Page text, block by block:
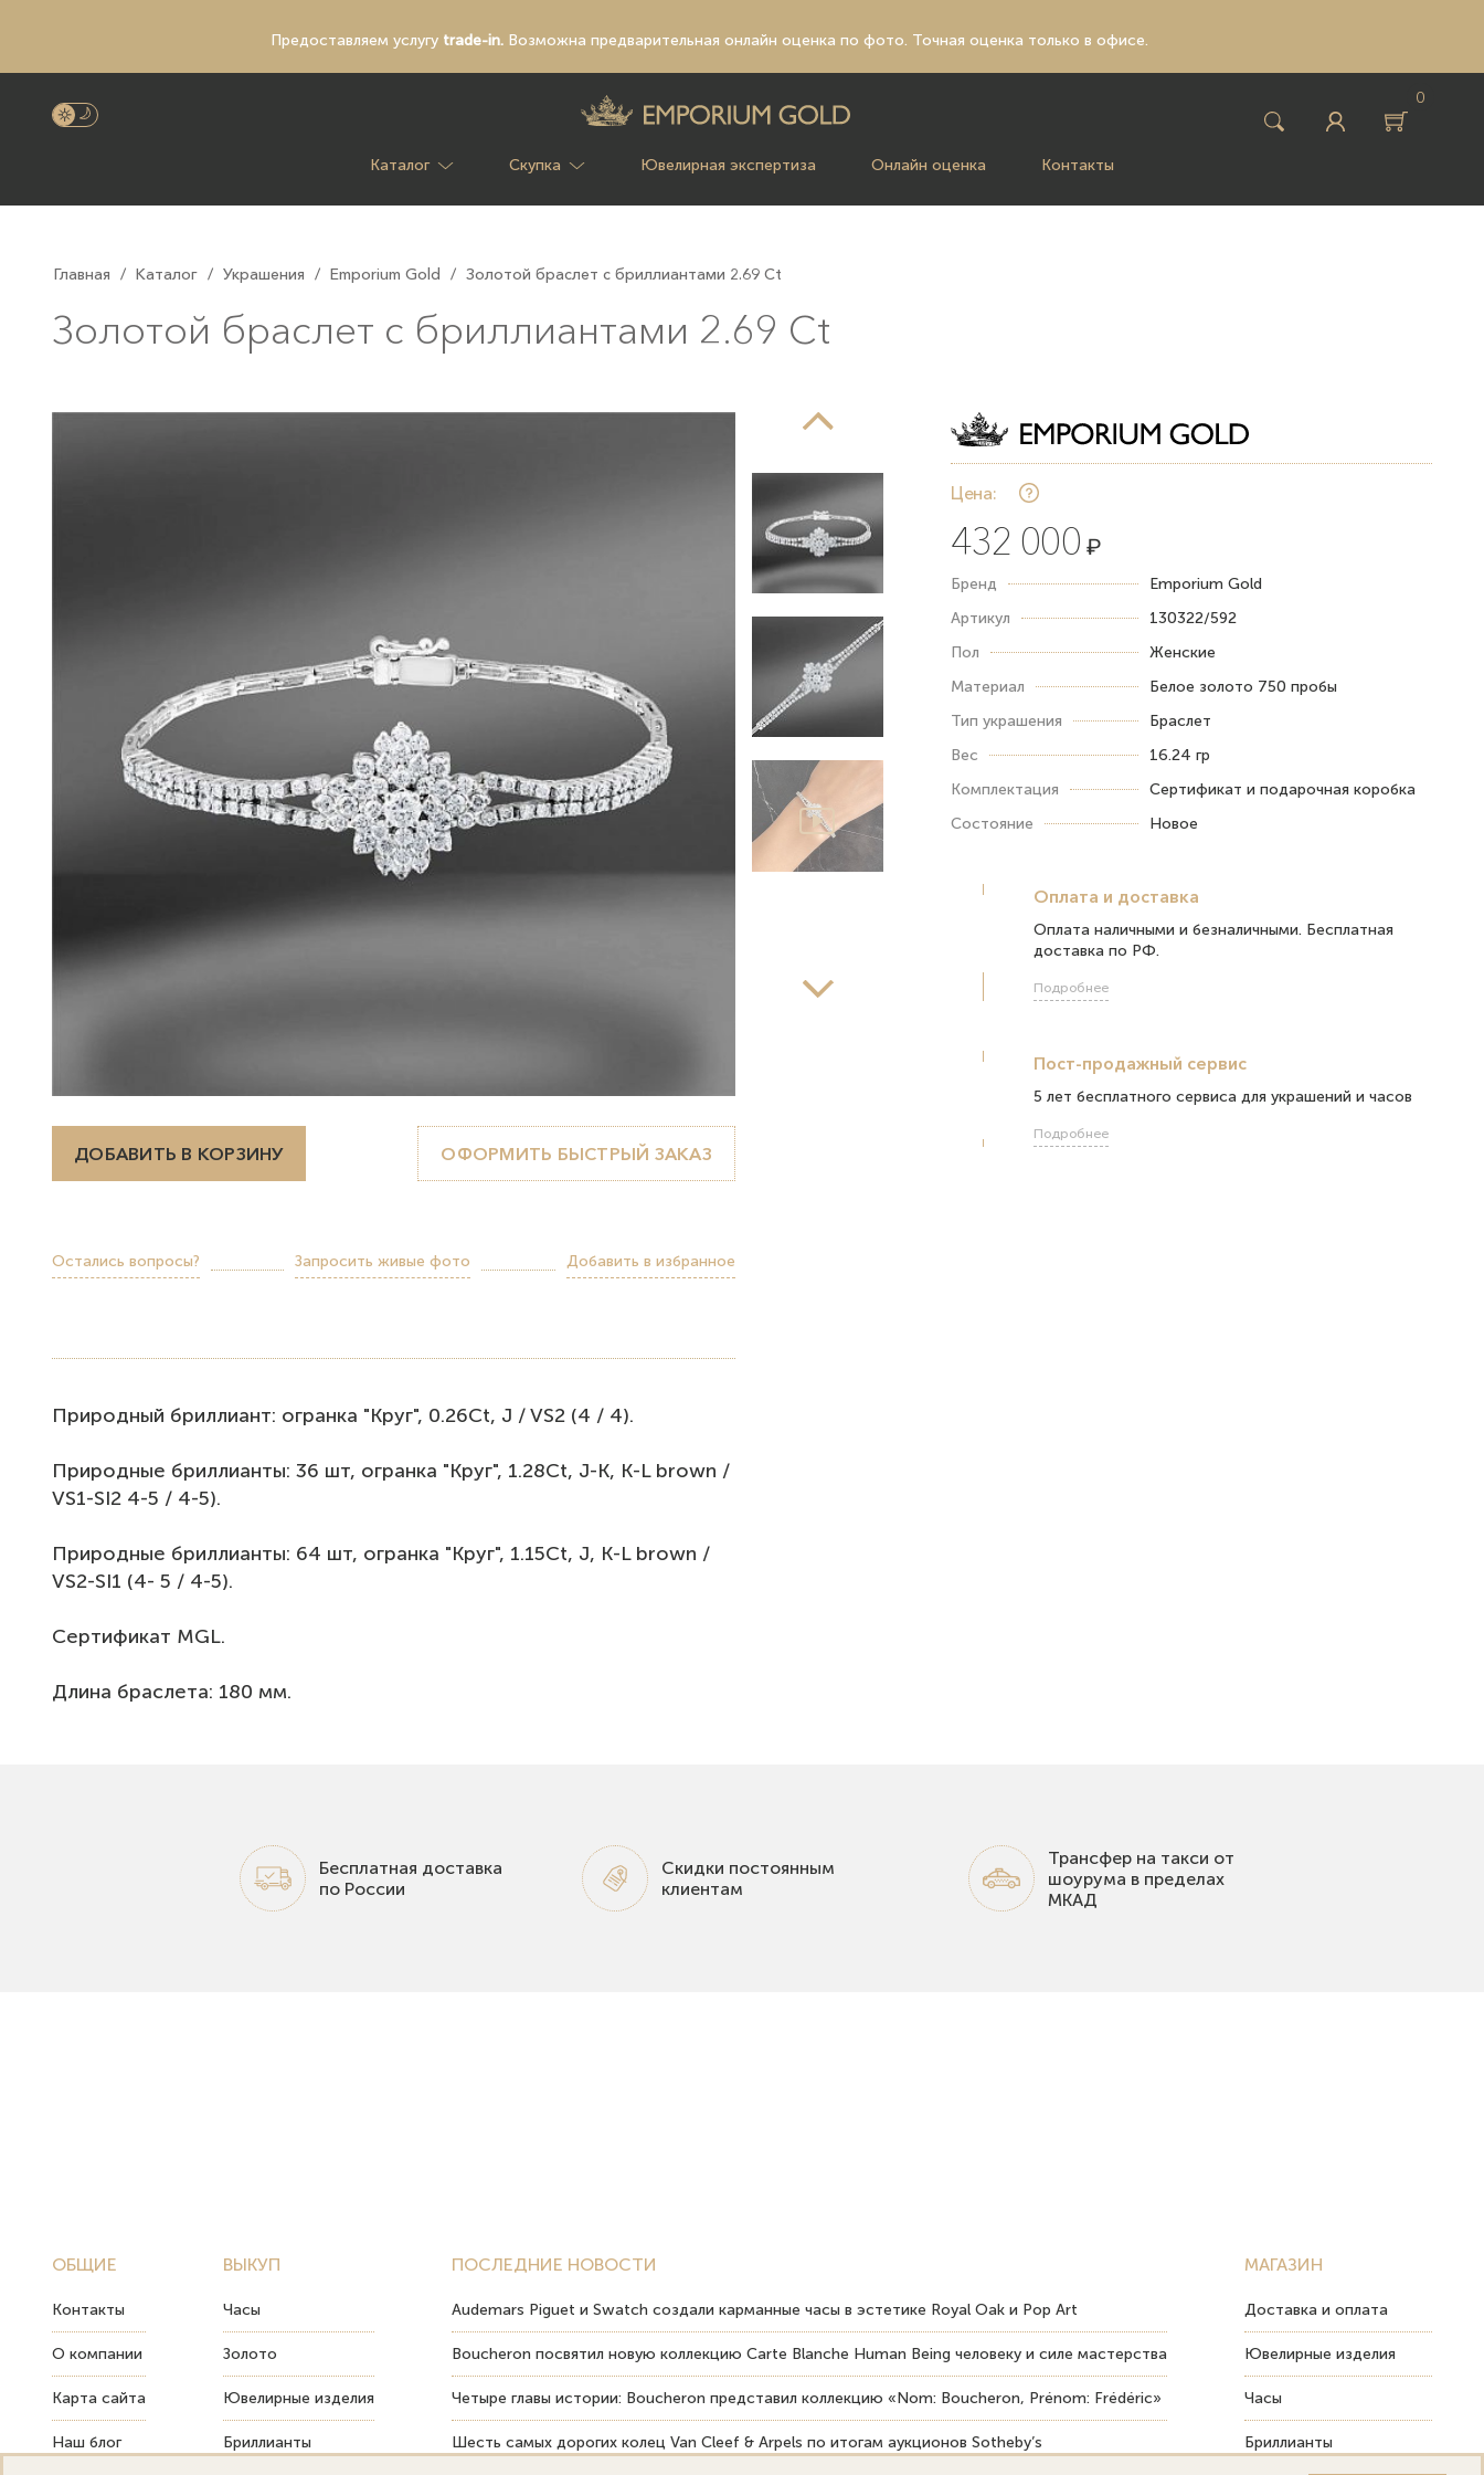
Предоставляем услугу trade-in.Возможна предварительная онлайн оценка по фото. Точная оценка только в офисе.
0
Каталог Скупка Ювелирная экспертиза Онлайн оценка Контакты
Главная / Каталог / Украшения / Emporium Gold / Золотой браслет с бриллиантами 2.69 Ct
Золотой браслет с бриллиантами 2.69 Ct
ДОБАВИТЬ В КОРЗИНУ ОФОРМИТЬ БЫСТРЫЙ ЗАКАЗ
Остались вопросы? Запросить живые фото Добавить в избранное
Природный бриллиант: огранка "Круг", 0.26Ct, J / VS2 (4 / 4).
Природные бриллианты: 36 шт, огранка "Круг", 1.28Ct, J-K, K-L brown /
VS1-SI2 4-5 / 4-5).
Природные бриллианты: 64 шт, огранка "Круг", 1.15Ct, J, K-L brown /
VS2-SI1 (4- 5 / 4-5).
Сертификат MGL.
Длина браслета: 180 мм.
Цена:
432 000 ₽
Бренд
Emporium Gold
Артикул
130322/592
Пол
Женские
Материал
Белое золото 750 пробы
Тип украшения
Браслет
Вес
16.24 гр
Комплектация
Сертификат и подарочная коробка
Состояние
Новое
Оплата и доставка
Оплата наличными и безналичными. Бесплатная
доставка по РФ.
Подробнее
Пост-продажный сервис
5 лет бесплатного сервиса для украшений и часов
Подробнее
Бесплатная доставка
по России
Скидки постоянным
клиентам
Трансфер на такси от
шоурума в пределах
МКАД
ОБЩИЕ
Контакты
О компании
Карта сайта
Наш блог
ВЫКУП
Часы
Золото
Ювелирные изделия
Бриллианты
ПОСЛЕДНИЕ НОВОСТИ
Audemars Piguet и Swatch создали карманные часы в эстетике Royal Oak и Pop Art
Boucheron посвятил новую коллекцию Carte Blanche Human Being человеку и силе мастерства
Четыре главы истории: Boucheron представил коллекцию «Nom: Boucheron, Prénom: Frédéric»
Шесть самых дорогих колец Van Cleef & Arpels по итогам аукционов Sotheby’s
МАГАЗИН
Доставка и оплата
Ювелирные изделия
Часы
Бриллианты